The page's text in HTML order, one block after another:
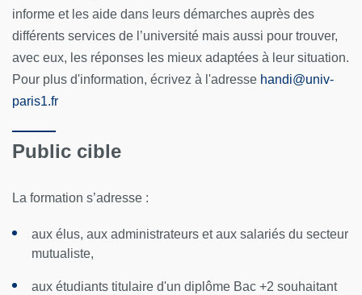
informe et les aide dans leurs démarches auprès des
différents services de l’université mais aussi pour trouver,
avec eux, les réponses les mieux adaptées à leur situation.
Pour plus d'information, écrivez à l'adresse handi@univ-
paris1.fr
Public cible
La formation s’adresse :
aux élus, aux administrateurs et aux salariés du secteur
mutualiste,
aux étudiants titulaire d'un diplôme Bac +2 souhaitant